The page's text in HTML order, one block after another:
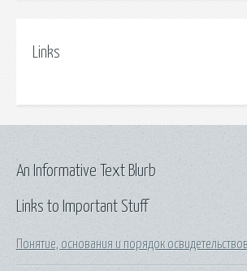
Links
Links to Important Stuff
Понятие, основания и порядок
An Informative Text Blurb